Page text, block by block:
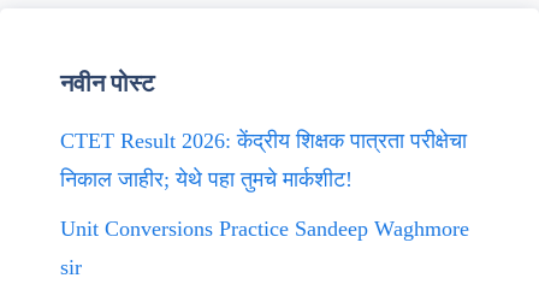
नवीन पोस्ट
CTET Result 2026: केंद्रीय शिक्षक पात्रता परीक्षेचा
निकाल जाहीर; येथे पहा तुमचे मार्कशीट!
Unit Conversions Practice Sandeep Waghmore
sir